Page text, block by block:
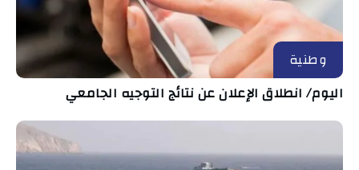
وطنية
اليوم/ انطلاق الإعلان عن نتائج التوجيه الجامعي